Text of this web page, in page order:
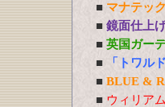
■ マナテッ
■ 鏡面仕上
■ 英国ガー
■
「トワル
■ BLUE &
■ ウィリア